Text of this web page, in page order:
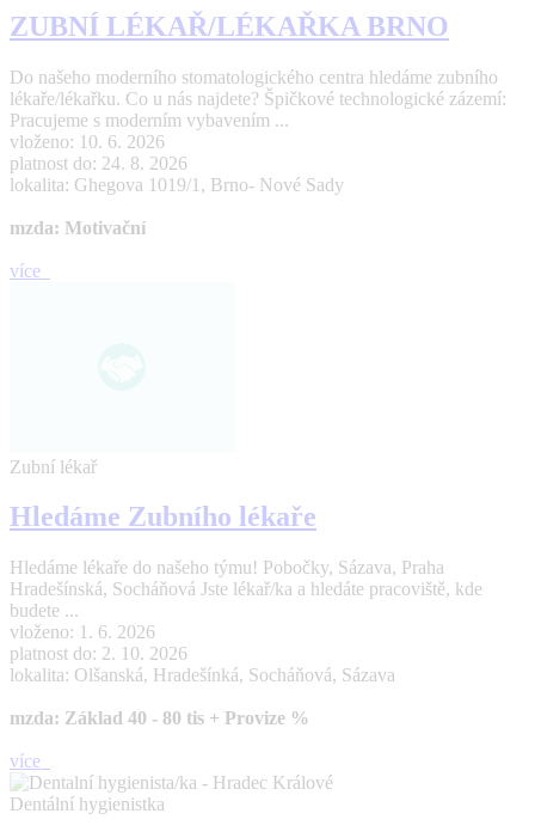
ZUBNÍ LÉKAŘ/LÉKAŘKA BRNO
Do našeho moderního stomatologického centra hledáme zubního
lékaře/lékařku. Co u nás najdete? Špičkové technologické zázemí:
Pracujeme s moderním vybavením ...
vloženo: 10. 6. 2026
platnost do: 24. 8. 2026
lokalita: Ghegova 1019/1, Brno- Nové Sady
mzda: Motivační
více
Zubní lékař
Hledáme Zubního lékaře
Hledáme lékaře do našeho týmu! Pobočky, Sázava, Praha
Hradešínská, Socháňová Jste lékař/ka a hledáte pracoviště, kde
budete ...
vloženo: 1. 6. 2026
platnost do: 2. 10. 2026
lokalita: Olšanská, Hradešínká, Socháňová, Sázava
mzda: Základ 40 - 80 tis + Provize %
více
Dentální hygienistka